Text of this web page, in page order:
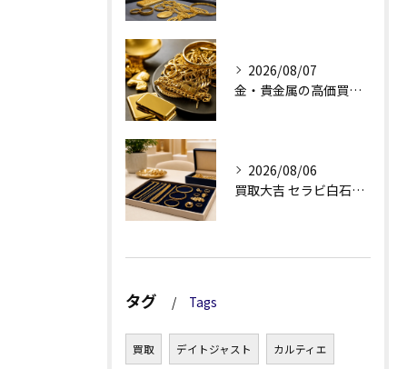
2026/08/07
金・貴金属の高価買取へ、相場差と手数料を見る
2026/08/06
買取大吉 セラビ白石店の金・貴金属買取で迷わない強み
タグ Tags
買取 デイトジャスト カルティエ